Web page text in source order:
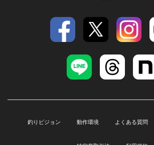
釣りビジョン 動作環境 よくある質問